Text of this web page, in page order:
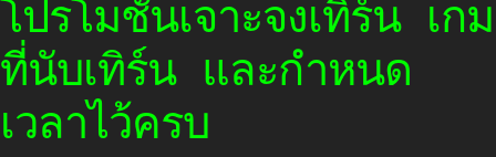
โปรโมชันเจาะจงเทิร์น เกม
ที่นับเทิร์น และกำหนด
เวลาไว้ครบ